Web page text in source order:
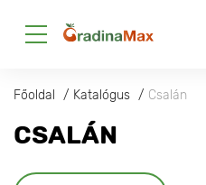
Főoldal Katalógus Csalán
CSALÁN